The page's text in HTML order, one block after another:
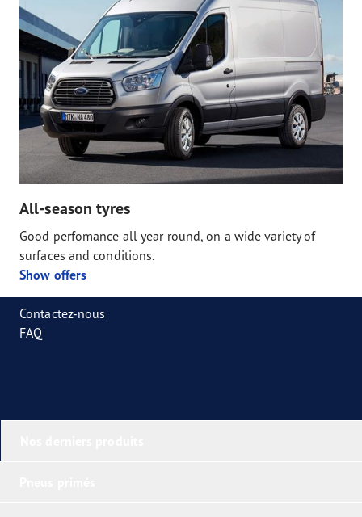
All-season tyres
Good perfomance all year round, on a wide variety of
surfaces and conditions.
Show offers
Contactez-nous
FAQ